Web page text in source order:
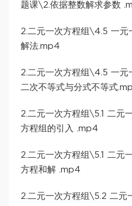
题课\2.依据整数解求参数
2.二元一次方程组\4.5 一元
解法.mp4
2.二元一次方程组\4.5 一元
二次不等式与分式不等式
2.二元一次方程组\5.1 二元
方程组的引入 .mp4
2.二元一次方程组\5.1 二元
方程和解 .mp4
2.二元一次方程组\5.2 二元